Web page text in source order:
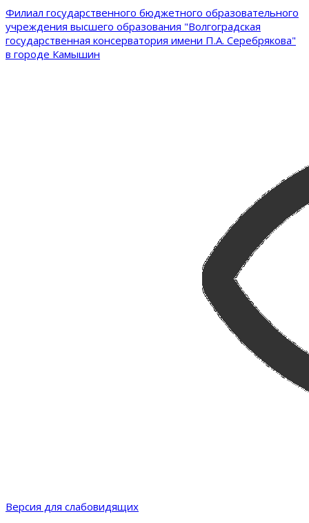
Филиал государственного бюджетного образовательного
учреждения высшего образования "Волгоградская
государственная консерватория имени П.А. Серебрякова"
в городе Камышин
Версия для слабовидящих